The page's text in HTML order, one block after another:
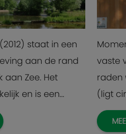
staat in een
aan de rand
aan Zee. Het
en is een
achter het
open ruimte om
vaste
raden
(ligt